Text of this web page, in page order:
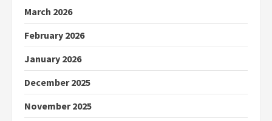
March 2026
February 2026
January 2026
December 2025
November 2025